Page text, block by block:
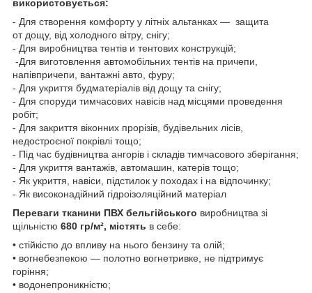
використовується:
- Для створення комфорту у літніх альтанках — защита
от дощу, від холодного вітру, снігу;
- Для виробництва тентів и тентових конструкцій;
-Для виготовлення автомобільних тентів на причепи,
напівпричепи, вантажні авто, фуру;
- Для укриття будматеріалів від дощу та снігу;
- Для споруди тимчасових навісів над місцями проведення
робіт;
- Для закриття віконних прорізів, будівельних лісів,
недостроєної покрівлі тощо;
- Під час будівництва ангорів і складів тимчасового зберігання;
- Для укриття вантажів, автомашин, катерів тощо;
- Як укриття, навіси, підстилок у походах і на відпочинку;
- Як високонадійний гідроізоляційний матеріал
Переваги тканини ПВХ бельгійського виробництва зі
щільністю 680 гр/м², містять в себе:
• стійкістю до впливу на нього бензину та олій;
• вогнебезпекою — полотно вогнетривке, не підтримує
горіння;
• водонепроникністю;